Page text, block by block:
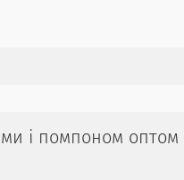
і помпоном оптом